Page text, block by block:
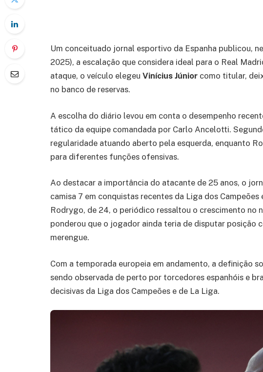
Um conceituado jornal esportivo da Espanha publicou,
2025), a escalação que considera ideal para o Real
ataque, o veículo elegeu Vinícius Júnior como titular,
no banco de reservas.
A escolha do diário levou em conta o desempenho
tático da equipe comandada por Carlo Ancelotti.
regularidade atuando aberto pela esquerda, enquanto
para diferentes funções ofensivas.
Ao destacar a importância do atacante de 25 anos, o
camisa 7 em conquistas recentes da Liga dos
Rodrygo, de 24, o periódico ressaltou o crescimento no
ponderou que o jogador ainda teria de disputar posição
merengue.
Com a temporada europeia em andamento, a definição
sendo observada de perto por torcedores espanhóis e
decisivas da Liga dos Campeões e de La Liga.